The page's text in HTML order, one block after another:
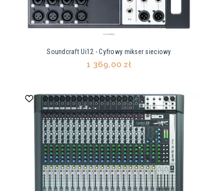
Soundcraft Ui12 - Cyfrowy mikser sieciowy
1 369,00 zł